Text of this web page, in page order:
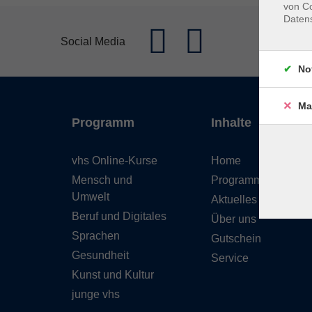
Social Media
Programm
vhs Online-Kurse
Mensch und
Umwelt
Beruf und Digitales
Sprachen
Gesundheit
Kunst und Kultur
junge vhs
Inhalte
Home
Programmheft
Aktuelles
Über uns
Gutschein
Service
von